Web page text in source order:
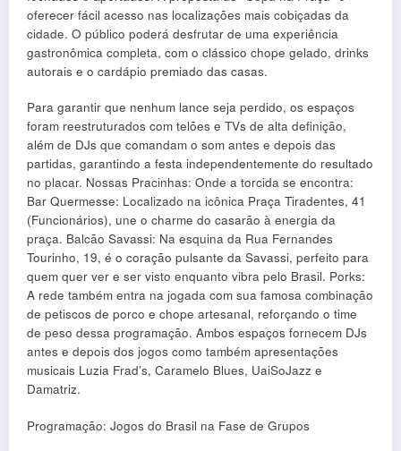
oferecer fácil acesso nas localizações mais cobiçadas da
cidade. O público poderá desfrutar de uma experiência
gastronômica completa, com o clássico chope gelado, drinks
autorais e o cardápio premiado das casas.
Para garantir que nenhum lance seja perdido, os espaços
foram reestruturados com telões e TVs de alta definição,
além de DJs que comandam o som antes e depois das
partidas, garantindo a festa independentemente do resultado
no placar. Nossas Pracinhas: Onde a torcida se encontra:
Bar Quermesse: Localizado na icônica Praça Tiradentes, 41
(Funcionários), une o charme do casarão à energia da
praça. Balcão Savassi: Na esquina da Rua Fernandes
Tourinho, 19, é o coração pulsante da Savassi, perfeito para
quem quer ver e ser visto enquanto vibra pelo Brasil. Porks:
A rede também entra na jogada com sua famosa combinação
de petiscos de porco e chope artesanal, reforçando o time
de peso dessa programação. Ambos espaços fornecem DJs
antes e depois dos jogos como também apresentações
musicais Luzia Frad’s, Caramelo Blues, UaiSoJazz e
Damatriz.
Programação: Jogos do Brasil na Fase de Grupos